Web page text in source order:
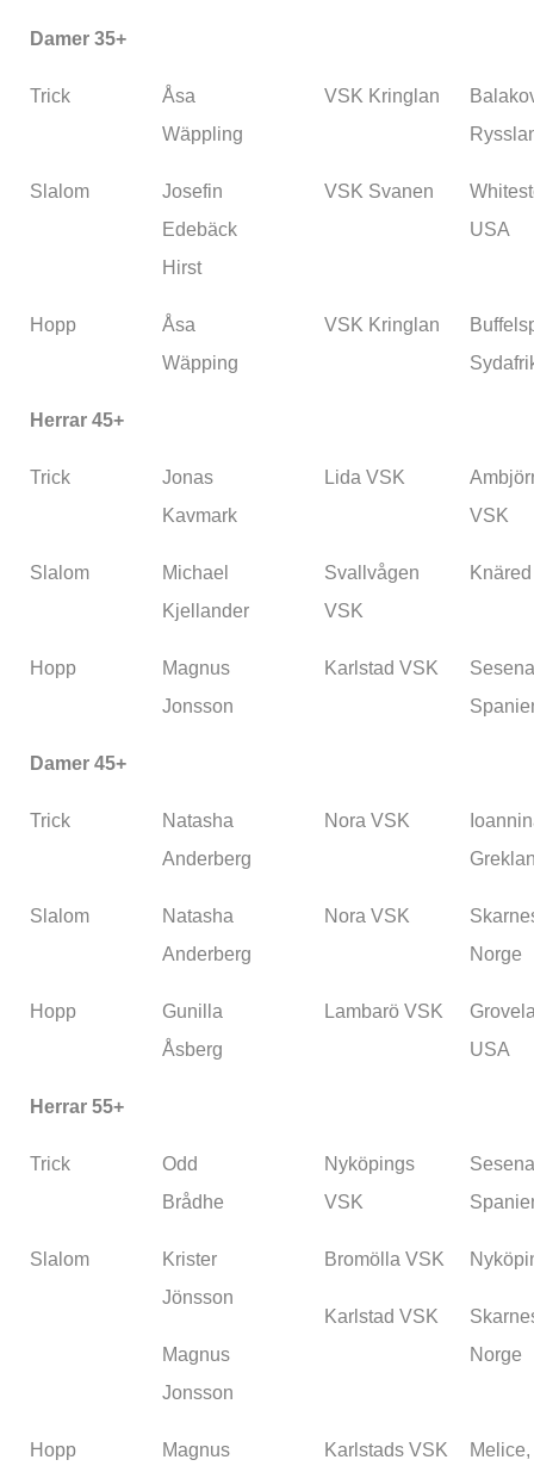
Damer 35+
Trick
Åsa
Wäppling
VSK Kringlan
Slalom
Josefin
Edebäck
Hirst
VSK Svanen
USA
Hopp
Åsa
Wäpping
VSK Kringlan
Herrar 45+
Trick
Jonas
Kavmark
Lida VSK
VSK
Slalom
Michael
Kjellander
Svallvågen
VSK
Knäred
Hopp
Magnus
Jonsson
Karlstad VSK
Damer 45+
Trick
Natasha
Anderberg
Nora VSK
Slalom
Natasha
Anderberg
Nora VSK
Norge
Hopp
Gunilla
Åsberg
Lambarö VSK
USA
Herrar 55+
Trick
Odd
Brådhe
Nyköpings
VSK
Slalom
Krister
Jönsson
Magnus
Jonsson
Bromölla VSK
Karlstad VSK
Norge
Hopp
Magnus
Karlstads VSK
Melice,